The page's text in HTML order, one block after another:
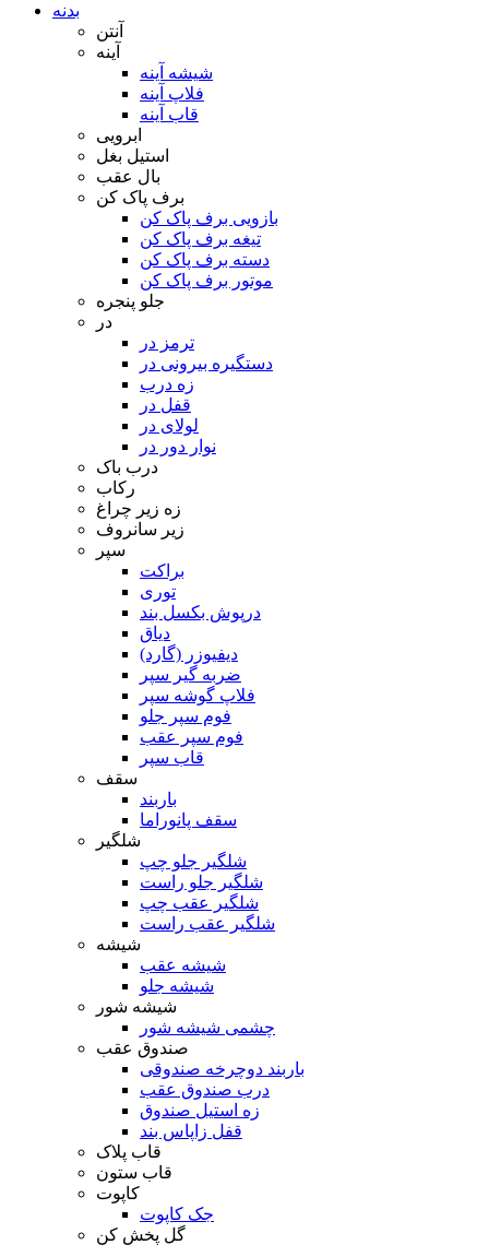
بدنه
آنتن
آینه
شیشه آینه
فلاپ آینه
قاب آینه
ابرویی
استیل بغل
بال عقب
برف پاک کن
بازویی برف پاک کن
تیغه برف پاک کن
دسته برف پاک کن
موتور برف پاک کن
جلو پنجره
در
ترمز در
دستگیره بیرونی در
زه درب
قفل در
لولای در
نوار دور در
درب باک
رکاب
زه زیر چراغ
زیر سانروف
سپر
براکت
توری
درپوش بکسل بند
دیاق
دیفیوزر (گارد)
ضربه گیر سپر
فلاپ گوشه سپر
فوم سپر جلو
فوم سپر عقب
قاب سپر
سقف
باربند
سقف پانوراما
شلگیر
شلگیر جلو چپ
شلگیر جلو راست
شلگیر عقب چپ
شلگیر عقب راست
شیشه
شیشه عقب
شیشه جلو
شیشه شور
چشمی شیشه شور
صندوق عقب
باربند دوچرخه صندوقی
درب صندوق عقب
زه استیل صندوق
قفل زاپاس بند
قاب پلاک
قاب ستون
کاپوت
جک کاپوت
گل پخش کن